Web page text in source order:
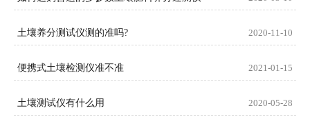
土壤养分测试仪测的准吗? 2020-11-10
便携式土壤检测仪准不准 2021-01-15
土壤测试仪有什么用 2020-05-28